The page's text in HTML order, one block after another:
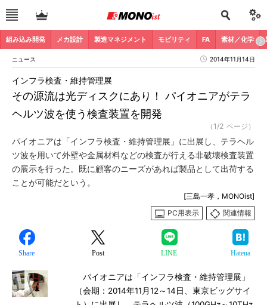
組み込み開発 メカ設計 製造マネジメント モビリティ FA 素材／化学
ニュース 2014年11月14日
その源流は光ディスクにあり！ パイオニアがテラ
ヘルツ波を使う検査装置を開発
インフラ検査・維持管理展
（1/2 ページ）
パイオニアは「インフラ検査・維持管理展」に出展し、テラヘル
ツ波を用いて外壁や金属材料などの検査が行える非破壊検査装置
の展示を行った。既に顧客のニーズがあれば製品として出荷する
ことが可能だという。
[三島一孝，MONOist]
PC用表示
関連情報
Share Post LINE Hatena
パイオニアは「インフラ検査・維持管理展」
（会期：2014年11月12～14日、東京ビッグサイ